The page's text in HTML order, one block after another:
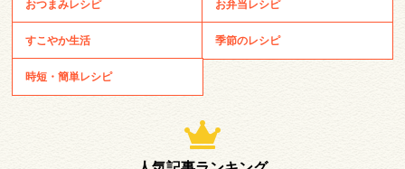
おつまみレシピ お弁当レシピ
すこやか生活 季節のレシピ
時短・簡単レシピ